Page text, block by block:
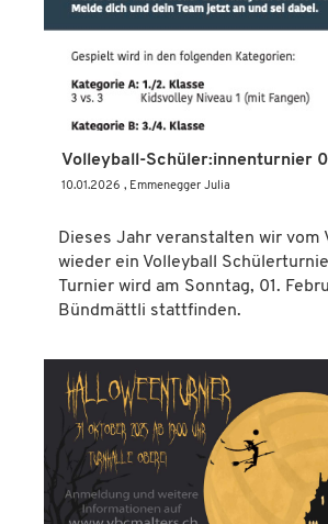
10.01.2026 , Emmenegger Julia
Dieses Jahr veranstalten wir vom
wieder ein Volleyball
Turnier wird am Sonntag, 01.
Bündmättli stattfinden.